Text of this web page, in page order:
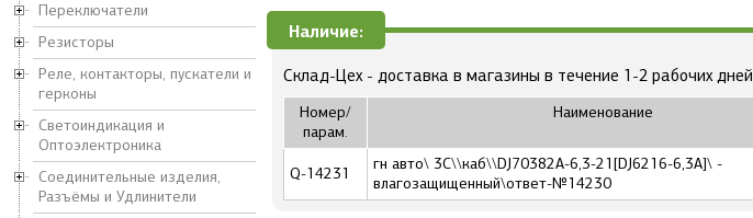
Переключатели
Резисторы
Реле, контакторы, пускатели и
герконы
Светоиндикация и
Оптоэлектроника
Соединительные изделия,
Разъёмы и Удлинители
Наличие:
Склад-Цех - доставка в магазины в течение 1-2 рабочих дней
Номер/
парам.
Наименование
Q-14231
гн авто\ 3C\\каб\\DJ70382A-6,3-21[DJ6216-6,3A]\ -
влагозащищенный\ответ-№14230